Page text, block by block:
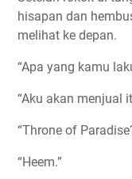
hisapan dan
melihat ke depan.
“Apa yang kamu
“Aku akan menjual
“Throne of
“Heem.”